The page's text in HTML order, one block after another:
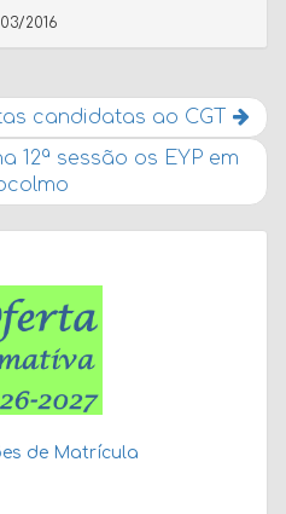
2016
candidatas ao CGT
12ª sessão os EYP em
de Matrícula